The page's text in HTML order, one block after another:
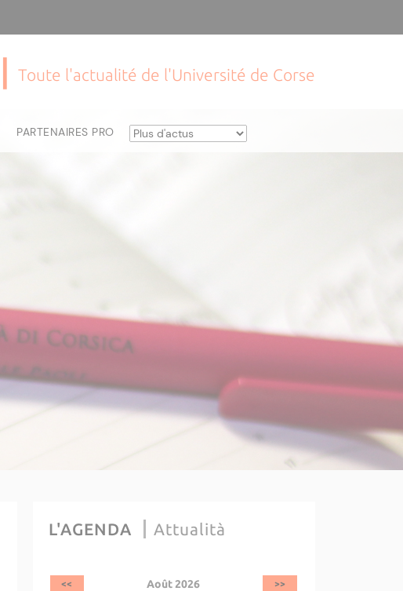
Toute l'actualité de l'Université de Corse
PARTENAIRES PRO
L'AGENDA Attualità
<< Août 2026
>>